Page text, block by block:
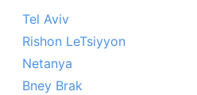
Tel Aviv
Rishon LeTsiyyon
Netanya
Bney Brak